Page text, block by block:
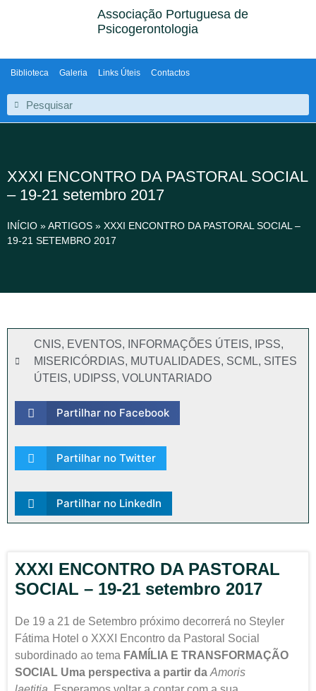
Associação Portuguesa de
Psicogerontologia
Biblioteca Galeria Links Úteis Contactos
XXXI ENCONTRO DA PASTORAL SOCIAL
– 19-21 setembro 2017
INÍCIO »ARTIGOS » XXXI ENCONTRO DA PASTORAL SOCIAL –
19-21 SETEMBRO 2017
CNIS, EVENTOS, INFORMAÇÕES ÚTEIS, IPSS,
MISERICÓRDIAS, MUTUALIDADES, SCML, SITES
ÚTEIS, UDIPSS, VOLUNTARIADO
Partilhar no Facebook
Partilhar no Twitter
Partilhar no LinkedIn
XXXI ENCONTRO DA PASTORAL
SOCIAL – 19-21 setembro 2017
De 19 a 21 de Setembro próximo decorrerá no Steyler
Fátima Hotel o XXXI Encontro da Pastoral Social
subordinado ao tema FAMÍLIA E TRANSFORMAÇÃO
SOCIAL Uma perspectiva a partir da Amoris